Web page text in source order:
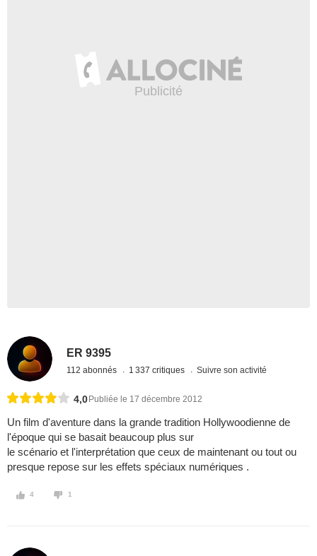
ER 9395
112 abonnés 1 337 critiques Suivre son activité
4,0 Publiée le 17 décembre 2012
Un film d'aventure dans la grande tradition Hollywoodienne de
l'époque qui se basait beaucoup plus sur
le scénario et l'interprétation que ceux de maintenant ou tout ou
presque repose sur les effets spéciaux numériques .
4 1